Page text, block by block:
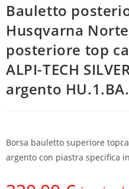
Bauletto
Husqvarna
posteriore top
ALPI-TECH
argento
Borsa bauletto superiore
argento con piastra specifica